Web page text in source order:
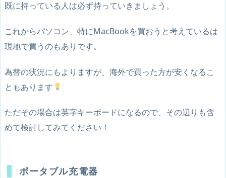
既に持っている人は必ず持っていきましょう。
これからパソコン、特にMacBookを買おうと考えているは
現地で買うのもありです。
為替の状況にもよりますが、海外で買った方が安くなるこ
ともあります
ただその場合は英字キーボードになるので、その辺りも含
めて検討してみてください！
ポータブル充電器